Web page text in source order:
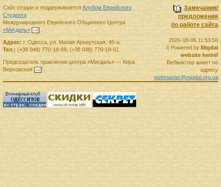
Замечания/
предложения
по работе сайта
2026-08-06 11:53:50
// Powered byMigdal
website kernel
Вебмастер живет по
адресу
webmaster@migdal.org.ua
Сайт создан и поддерживается Клубом Еврейского
Студента
Международного Еврейского Общинного Центра
«Мигдаль»
.
Адрес: г. Одесса, ул. Малая Арнаутская, 46-а.
Тел.: (+38 048) 770-18-69, (+38 048) 770-18-61
Председатель правленияцентра «Мигдаль»— Кира
Верховская
.